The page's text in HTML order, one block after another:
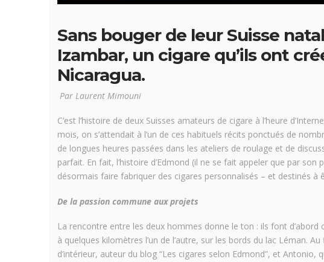
Sans bouger de leur Suisse
Izambar, un cigare qu’ils ont
Nicaragua.
Par Laurent Mimouni
C’est l’histoire de deux Suisses amateurs de cigare à l’heure
mois, on s’attendait à l’un de ces habituels récits ponctués de
de longues heures passées dans les ateliers de roulage et de
parfait. En fait, l’histoire d’Edmond (il ne se fait appeler que par
désormais faire fabriquer des cigares personnalisés – et destinés
De la passion commune aux projets
La rencontre entre les deux hommes donne le ton : ils font
à quelques kilomètres l’un de l’autre, sur les bords du lac Léman.
d’intérieur, auteur du blog “Les cigares selon Edmond”, et